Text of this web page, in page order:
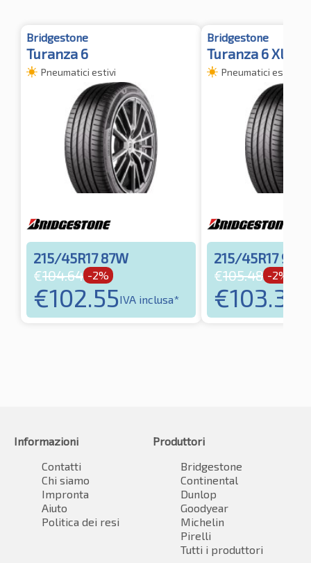
Bridgestone
Turanza 6
Pneumatici estivi
215/45R17 87W
€104.64 -2%
€102.55IVA inclusa*
Bridgestone
Turanza 6 XL
Pneumatici estivi
215/45R17 91Y
€105.48 -2%
€103.37
Informazioni
Contatti
Chi siamo
Impronta
Aiuto
Politica dei resi
Produttori
Bridgestone
Continental
Dunlop
Goodyear
Michelin
Pirelli
Tutti i produttori